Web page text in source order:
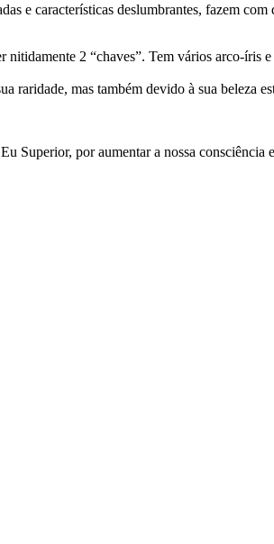
e características deslumbrantes, fazem
2 “chaves”. Tem vários arco-íris
mas também devido à sua beleza
Superior, por aumentar a nossa